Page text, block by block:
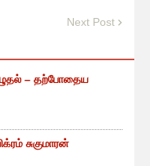
Next Post
– தற்போதைய
சுகுமாரன்